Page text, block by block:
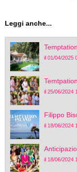
Leggi anche...
il 01/04/2025
il 25/06/2024
Filippo
il 18/06/2024
il 18/06/2024